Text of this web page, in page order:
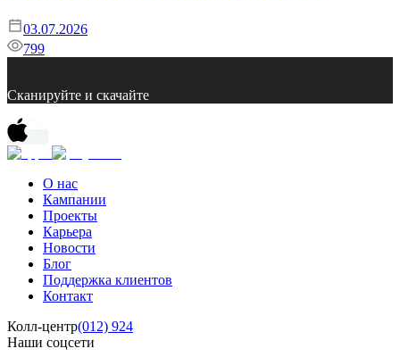
03.07.2026
799
Сканируйте и скачайте
О нас
Кампании
Проекты
Карьера
Новости
Блог
Поддержка клиентов
Контакт
Колл-центр(012) 924
Наши соцсети